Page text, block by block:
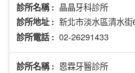
診所名稱 : 晶晶牙科診所
診所地址 : 新北市淡水區清水
診所電話 : 02-26291433
診所名稱 : 恩霖牙醫診所